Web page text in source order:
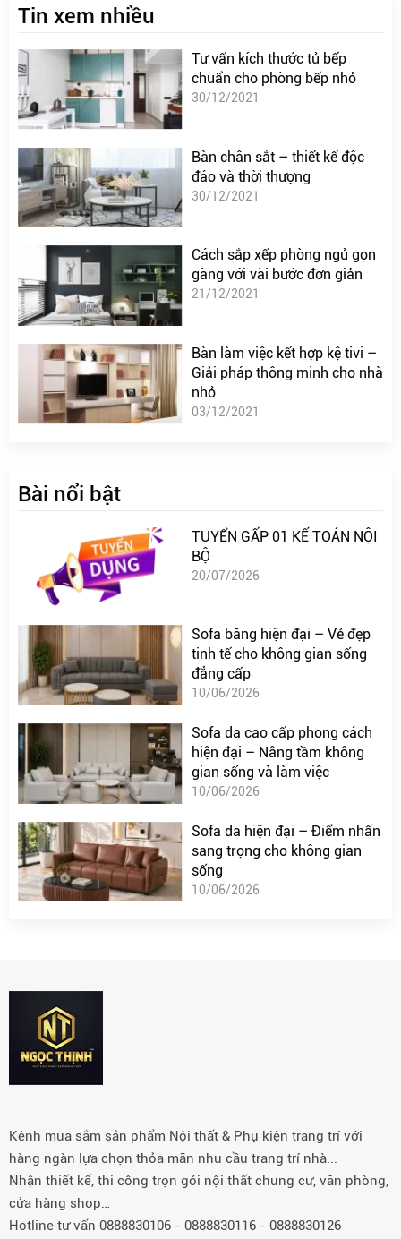
Tin xem nhiều
Tư vấn kích thước tủ bếp
chuẩn cho phòng bếp nhỏ
30/12/2021
Bàn chân sắt – thiết kế độc
đáo và thời thượng
30/12/2021
Cách sắp xếp phòng ngủ gọn
gàng với vài bước đơn giản
21/12/2021
Bàn làm việc kết hợp kệ tivi –
Giải pháp thông minh cho nhà
nhỏ
03/12/2021
Bài nổi bật
TUYỂN GẤP 01 KẾ TOÁN NỘI
BỘ
20/07/2026
Sofa băng hiện đại – Vẻ đẹp
tinh tế cho không gian sống
đẳng cấp
10/06/2026
Sofa da cao cấp phong cách
hiện đại – Nâng tầm không
gian sống và làm việc
10/06/2026
Sofa da hiện đại – Điểm nhấn
sang trọng cho không gian
sống
10/06/2026
Kênh mua sắm sản phẩm Nội thất & Phụ kiện trang trí với
hàng ngàn lựa chọn thỏa mãn nhu cầu trang trí nhà...
Nhận thiết kế, thi công trọn gói nội thất chung cư, văn phòng,
cửa hàng shop…
Hotline tư vấn 0888830106 - 0888830116 - 0888830126